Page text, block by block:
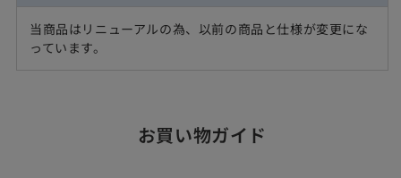
当商品はリニューアルの為、以前の商品と仕様が変更にな
っています。
お買い物ガイド